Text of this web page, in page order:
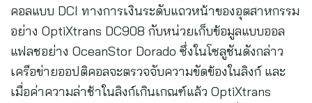
คอลแบบ DCI ทางการเงินระดับแถวหน้าของอุตสาหกรรม
อย่าง OptiXtrans DC908 กับหน่วยเก็บข้อมูลแบบออล
แฟลชอย่าง OceanStor Dorado ซึ่งในโซลูชันดังกล่าว
เครือข่ายออปติคอลจะตรวจจับความขัดข้องในลิงก์ และ
เมื่อค่าความล่าช้าในลิงก์เกินเกณฑ์แล้ว OptiXtrans